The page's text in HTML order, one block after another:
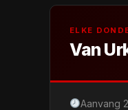
ELKE
Van
Aanvang